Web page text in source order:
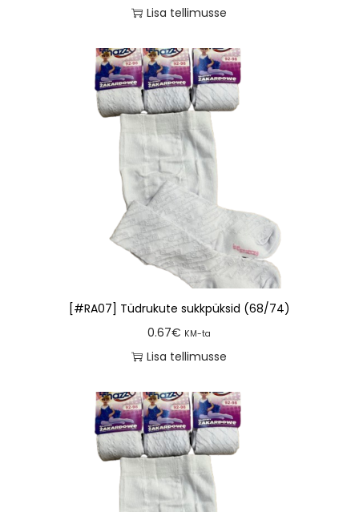
Lisa tellimusse
[#RA07] Tüdrukute sukkpüksid (68/74)
0.67€ KM-ta
Lisa tellimusse